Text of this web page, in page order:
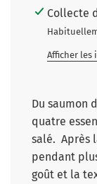
Collecte
Afficher les
Du saumon
quatre
salé. Après
pendant
goût et la